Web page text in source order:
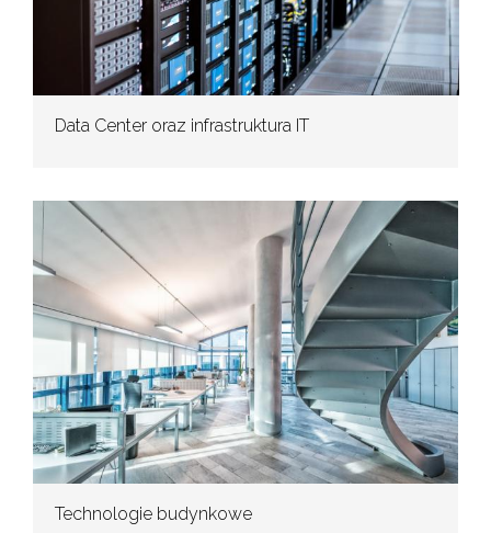
Data Center oraz infrastruktura IT
Technologie budynkowe